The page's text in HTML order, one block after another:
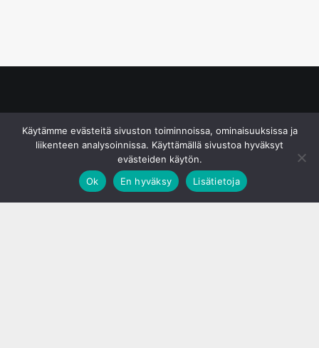
Käytämme evästeitä sivuston toiminnoissa, ominaisuuksissa ja
liikenteen analysoinnissa. Käyttämällä sivustoa hyväksyt
evästeiden käytön.
Ok
En hyväksy Lisätietoja